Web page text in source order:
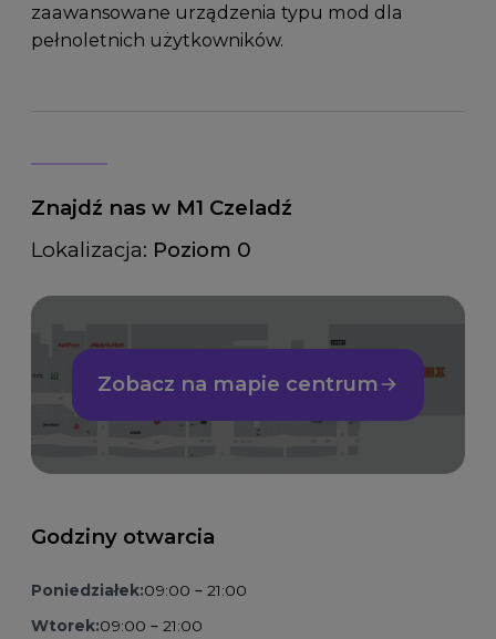
zaawansowane urządzenia typu mod dla
pełnoletnich użytkowników.
Znajdź nas w M1 Czeladź
Lokalizacja: Poziom 0
Zobacz na mapie centrum
Godziny otwarcia
Poniedziałek:09:00 – 21:00
Wtorek:09:00 – 21:00